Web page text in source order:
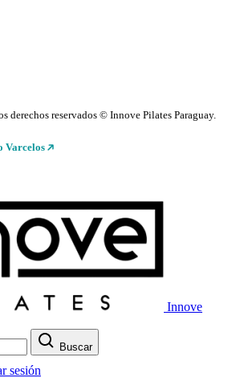
reservados © Innove Pilates Paraguay.
Varcelos
Innove
Buscar
sesión